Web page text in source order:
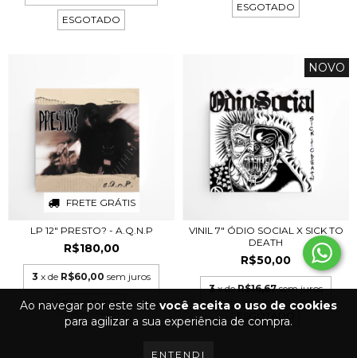
Ao navegar por este site você aceita o uso de cookies
para agilizar a sua experiência de compra.
ENTENDI
ESGOTADO
ESGOTADO
FRETE GRÁTIS
LP 12" PRESTO? - A.Q.N.P
R$180,00
3 x de R$60,00 sem juros
ESGOTADO
NOVO
VINIL 7" ÓDIO SOCIAL X SICK TO
DEATH
R$50,00
3 x deR$16,67 sem juros